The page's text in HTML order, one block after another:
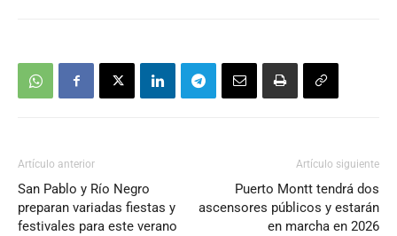
Artículo anterior
San Pablo y Río Negro
preparan variadas fiestas y
festivales para este verano
Artículo siguiente
Puerto Montt tendrá dos
ascensores públicos y estarán
en marcha en 2026